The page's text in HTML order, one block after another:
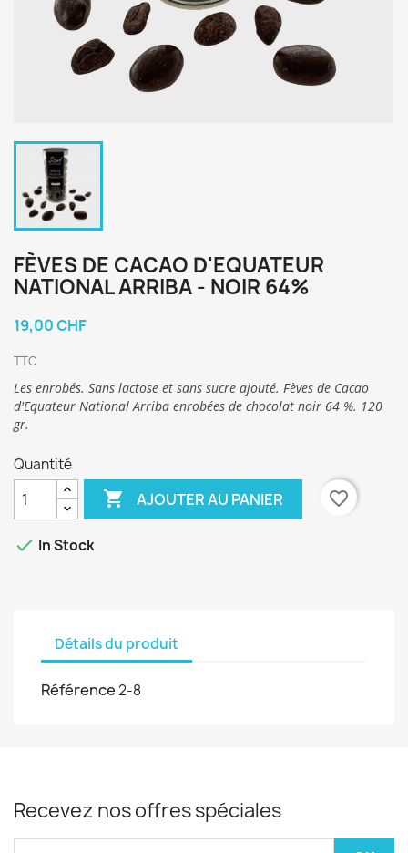
FÈVES DE CACAO D'EQUATEUR
NATIONAL ARRIBA - NOIR 64%
19,00 CHF
TTC
Les enrobés. Sans lactose et sans sucre ajouté. Fèves de Cacao
d'Equateur National Arriba enrobées de chocolat noir 64 %. 120
gr.
Quantité
 AJOUTER AU PANIER favorite_border
 In Stock
Détails du produit
Référence2-8
Recevez nos offres spéciales